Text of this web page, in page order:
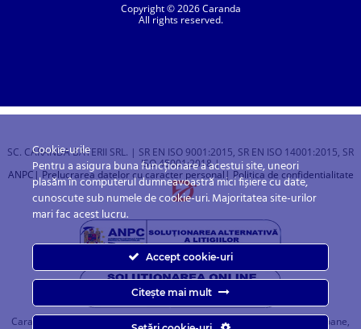
Copyright © 2026 Caranda
All rights reserved.
SC. CARANDA BATERII SRL. | SR EN ISO 9001:2015, SR EN ISO 14001:2015, SR
ISO 45001:2018 |
ANPC | Prelucrarea datelor cu caracter personal| Politica de confidentialitate
Caranda.ro este un magazin online cu baterii pentru automobile, camioane,
Cookie-urile
Pentru a asigura buna funcționare a acestui site, uneori
plasăm în computerul dumneavoastră mici fișiere cu date,
cunoscute sub numele de cookie-uri. Majoritatea site-urilor
mari fac acest lucru.
Accept cookie-uri
Citește mai mult